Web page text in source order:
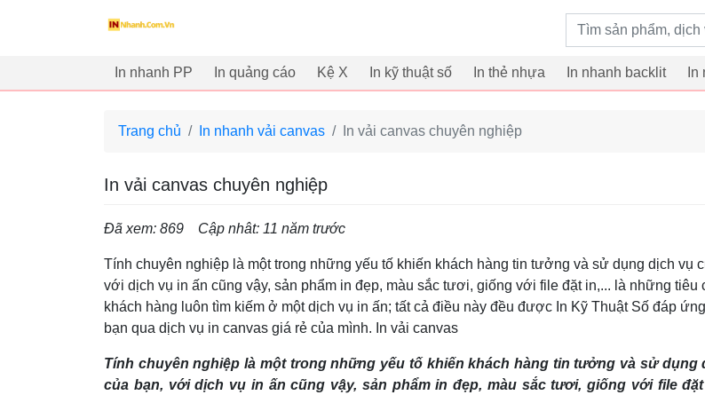
innhanh.com.vn Từ khoá tìm kiếm
In nhanh PP In quảng cáo Kệ X In kỹ thuật số In thẻ nhựa In nhanh backlit
Trang chủ In nhanh vải canvas In vải canvas chuyên nghiệp
In vải canvas chuyên nghiệp
Đã xem: 869 Cập nhât: 11 năm trước
Tính chuyên nghiệp là một trong những yếu tố khiến khách hàng tin tưởng và sử dụng dịch vụ
với dịch vụ in ấn cũng vậy, sản phẩm in đẹp, màu sắc tươi, giống với file đặt in,... là những tiêu
khách hàng luôn tìm kiếm ở một dịch vụ in ấn; tất cả điều này đều được In Kỹ Thuật Số đáp
bạn qua dịch vụ in canvas giá rẻ của mình. In vải canvas
Tính chuyên nghiệp là một trong những yếu tố khiến khách hàng tin tưởng và sử dụng
của bạn, với dịch vụ in ấn cũng vậy, sản phẩm in đẹp, màu sắc tươi, giống với file đặt